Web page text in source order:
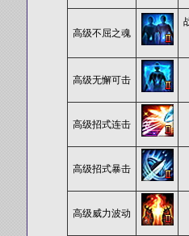
高级不屈之魂
高级无懈可击
高级招式连击
高级招式暴击
高级威力波动